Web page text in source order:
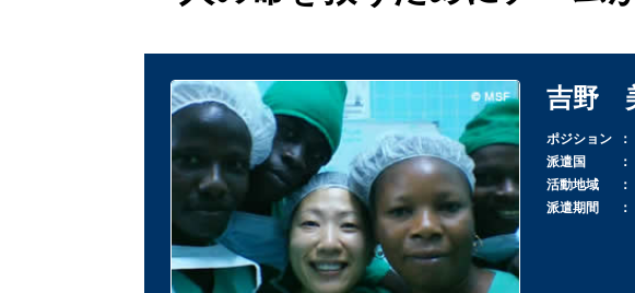
吉野
ポジション
派遣国
活動地域
派遣期間